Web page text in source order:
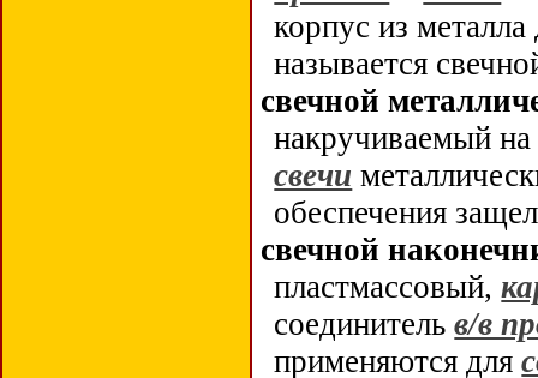
корпус из
называется
свечной
накручиваемый на
свечи
обеспечения
свечной
пластмассовый,
соединительв/в
применяются для